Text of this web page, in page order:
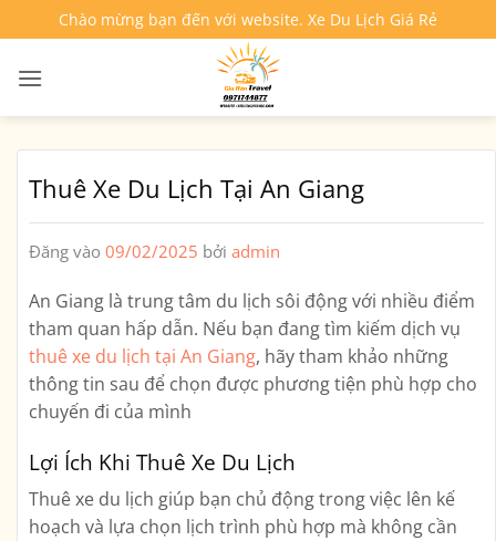
qua
nội
Chào mừng bạn đến với website. Xe Du Lịch Giá Rẻ
Thuê Xe Du Lịch Tại An Giang
Đăng vào 09/02/2025 bởi admin
An Giang là trung tâm du lịch sôi động với nhiều điểm
tham quan hấp dẫn. Nếu bạn đang tìm kiếm dịch vụ
thuê xe du lịch tại An Giang, hãy tham khảo những
thông tin sau để chọn được phương tiện phù hợp cho
chuyến đi của mình
Lợi Ích Khi Thuê Xe Du Lịch
Thuê xe du lịch giúp bạn chủ động trong việc lên kế
hoạch và lựa chọn lịch trình phù hợp mà không cần